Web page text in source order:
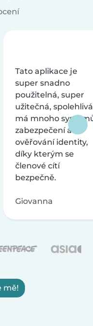
Tato aplikace je
super snadno
použitelná, super
užitečná,
má mnoho
zabezpečení a
ověřování identity,
díky kterým se
členové cítí
bezpečně.
Giovanna
mě!